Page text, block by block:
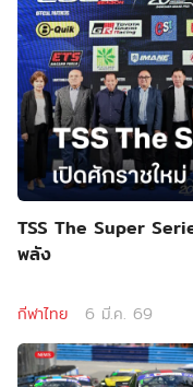
TSS The Super
พลัง
กีฬาไทย 6 มี.ค. 69